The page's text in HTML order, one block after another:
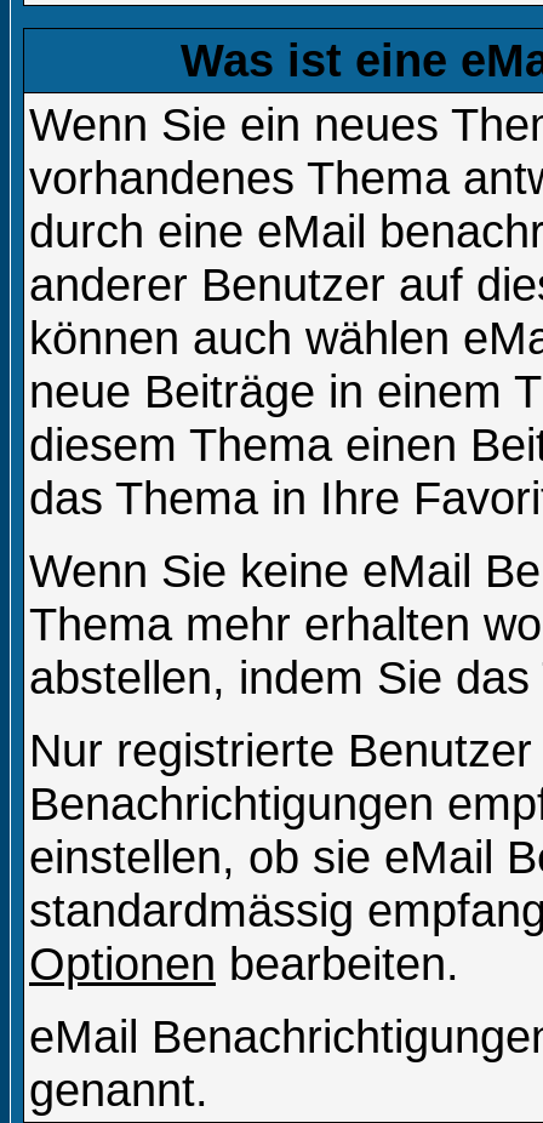
Was ist eine
Wenn Sie ein neues
vorhandenes Thema
durch eine eMail
anderer Benutzer auf
können auch wählen
neue Beiträge in einem
diesem Thema einen
das Thema in Ihre
Wenn Sie keine eMail
Thema mehr erhalten
abstellen, indem Sie
Nur registrierte
Benachrichtigungen
einstellen, ob sie eMail
standardmässig
Optionen bearbeiten.
eMail
genannt.